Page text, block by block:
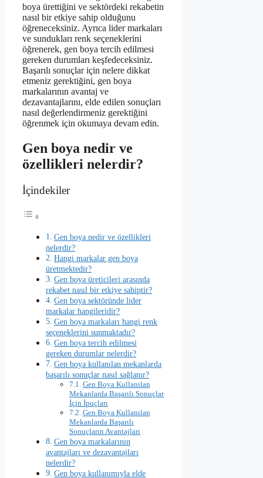
boya ürettiğini ve sektördeki rekabetin
nasıl bir etkiye sahip olduğunu
öğreneceksiniz. Ayrıca lider markaları
ve sundukları renk seçeneklerini
öğrenerek, gen boya tercih edilmesi
gereken durumları keşfedeceksiniz.
Başarılı sonuçlar için nelere dikkat
etmeniz gerektiğini, gen boya
markalarının avantaj ve
dezavantajlarını, elde edilen sonuçları
nasıl değerlendirmeniz gerektiğini
öğrenmek için okumaya devam edin.
Gen boya nedir ve
özellikleri nelerdir?
İçindekiler
Gen boya nedir ve özellikleri
nelerdir?
Hangi markalar gen boya
üretmektedir?
Gen boya üreticileri arasında
rekabet nasıl bir etkiye sahiptir?
Gen boya sektöründe lider
markalar hangileridir?
Gen boya markaları hangi renk
seçeneklerini sunmaktadır?
Gen boya tercih edilmesi
gereken durumlar nelerdir?
Gen boya kullanılan mekanlarda
başarılı sonuçlar nasıl sağlanır?
Gen Boya Kullanılan
Mekanlarda Başarılı Sonuçlar
İçin İpuçları
Gen Boya Kullanılan
Mekanlarda Başarılı
Sonuçların Avantajları
Gen boya markalarının
avantajları ve dezavantajları
nelerdir?
Gen boya kullanımıyla elde